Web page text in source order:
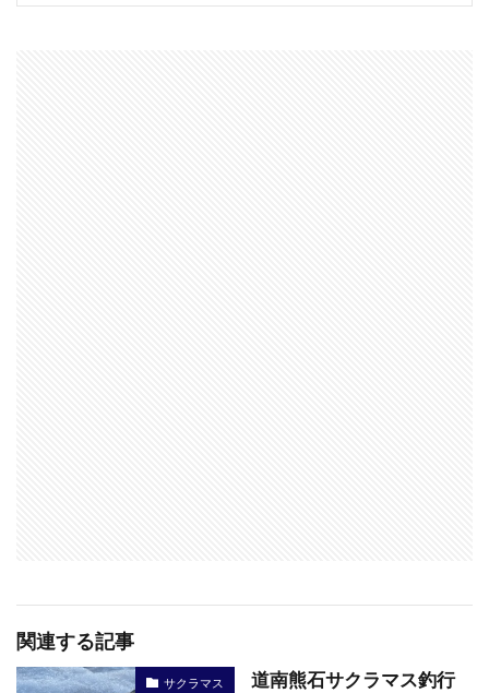
関連する記事
サクラマス
道南熊石サクラマス釣行